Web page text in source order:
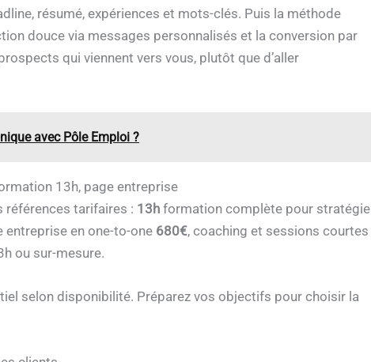
résumé, expériences et mots-clés. Puis la méthode
douce via messages personnalisés et la conversion par
qui viennent vers vous, plutôt que d’aller
avec Pôle Emploi ?
13h, page entreprise
références tarifaires : 13h formation complète pour stratégie
entreprise en one-to-one 680€, coaching et sessions courtes
ou sur-mesure.
selon disponibilité. Préparez vos objectifs pour choisir la